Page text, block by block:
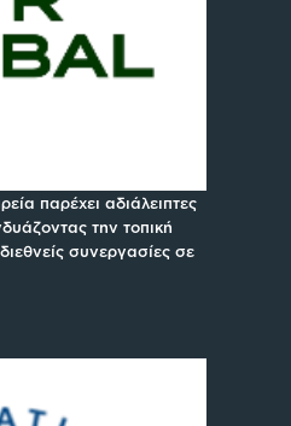
παρέχει αδιάλειπτες
την τοπική
συνεργασίες σε